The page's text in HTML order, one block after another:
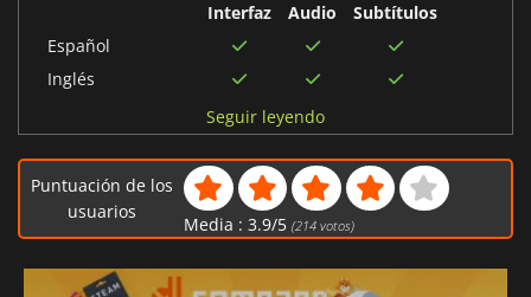
Interfaz
Audio
Subtítulos
Español
Inglés
Francés
Ruso
Inglés británico
Japonés
Seguir leyendo
Puntuación de los
usuarios
Media : 3.9/5 (214votos)